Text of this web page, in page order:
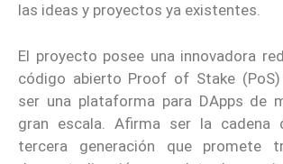
las ideas y proyectos ya existentes.
El proyecto posee una innovadora
código abierto Proof of Stake (PoS)
ser una plataforma para DApps de
gran escala. Afirma ser la cadena
tercera generación que promete